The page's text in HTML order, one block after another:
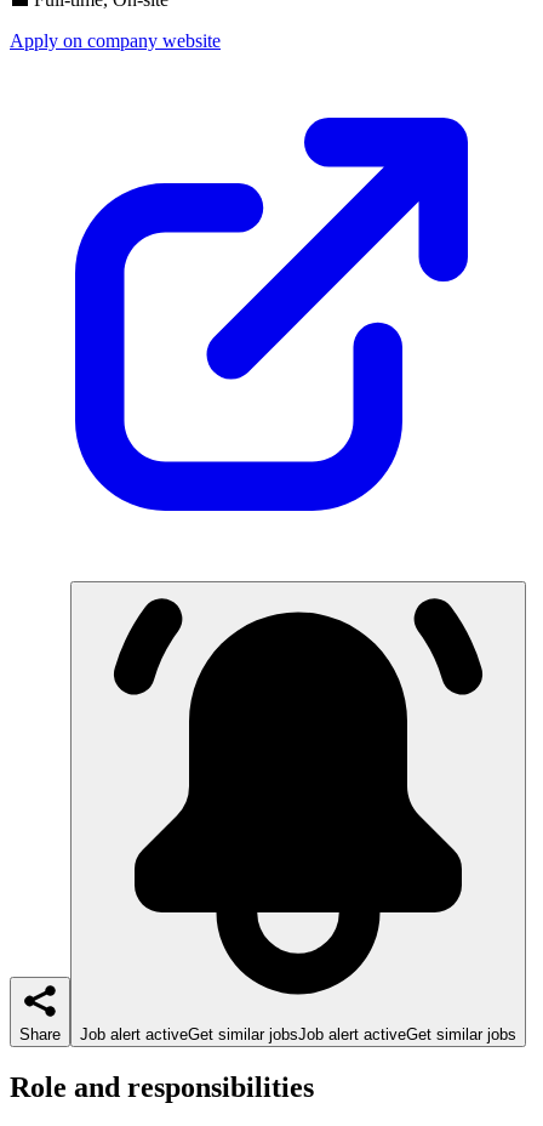
Apply on company website
Share Job alert activeGet similar jobsJob alert activeGet similar jobs
Role and responsibilities